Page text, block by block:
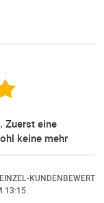
eine
mehr
ich nochmals
kompetent,
KUNDENBEWERTUNG